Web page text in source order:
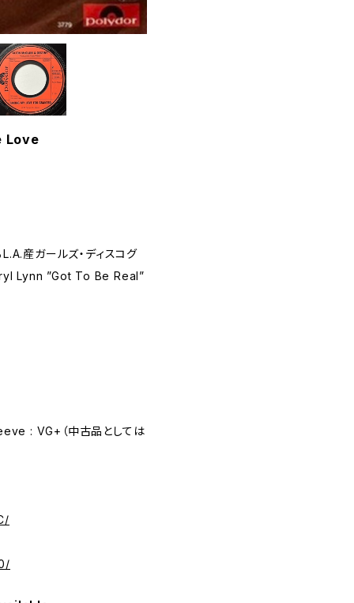
Love
産ガールズ・ディスコグ
Lynn ”Got To Be Real”
: VG+（中古品としては